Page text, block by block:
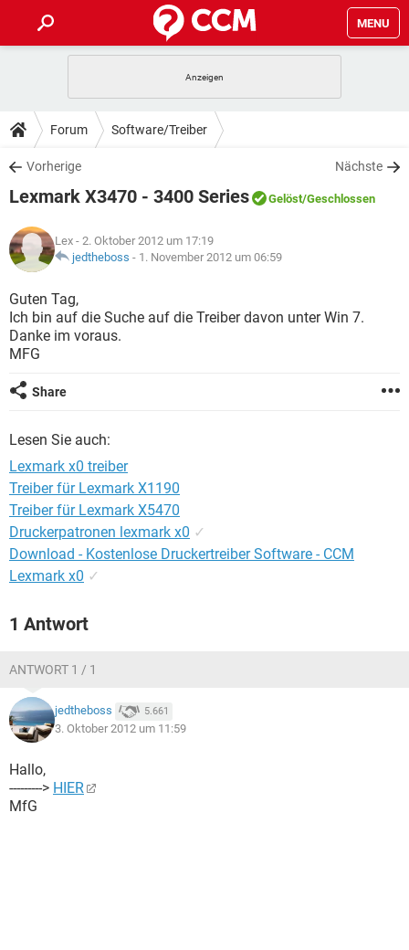
MENU
ANDROID IOS
WINDOWS 10
WHATSAPP TIKTOK
FACEBOOK
TIPPS & TRICKS
SPIELE
WHATSAPP
FACEBOOK
DOWNLOADS
SPIELE STREAMING
ANDROID
WINDOWS 10 INSTAGRAM
WHATSAPP
FACEBOOK HARDWARE
SPIELE
ANDROID
WINDOWS 10
WHATSAPP
LEXIKON
SPIELE
ANDROID IOS
WINDOWS 10
WHATSAPP
Forum Software/Treiber
Vorherige Nächste
Lexmark X3470 - 3400 Series Gelöst/Geschlossen
Lex - 2. Oktober 2012 um 17:19
jedtheboss - 1. November 2012 um 06:59
Guten Tag,
Ich bin auf die Suche auf die Treiber davon unter Win 7.
Danke im voraus.
MFG
Share
Lesen Sie auch:
Lexmark x0 treiber
Treiber für Lexmark X1190
Treiber für Lexmark X5470
Druckerpatronen lexmark x0 ✓
Download - Kostenlose Druckertreiber Software - CCM
Lexmark x0 ✓
1 Antwort
ANTWORT 1 / 1
jedtheboss 5.661
3. Oktober 2012 um 11:59
Hallo,
---------> HIER
MfG